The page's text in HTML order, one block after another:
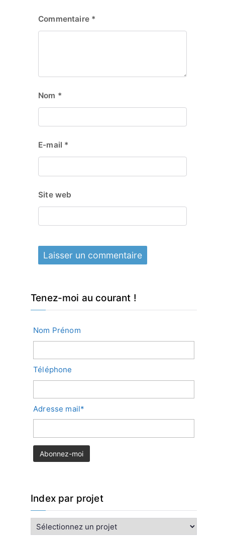
Commentaire *
Nom *
E-mail *
Site web
Tenez-moi au courant !
Nom Prénom
Téléphone
Adresse mail*
Index par projet
n